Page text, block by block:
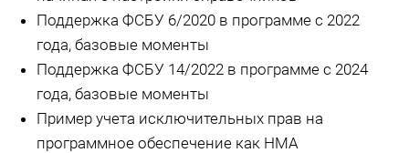
Поддержка ФСБУ 6/2020 в программе с 2022
года, базовые моменты
Поддержка ФСБУ 14/2022 в программе с 2024
года, базовые моменты
Пример учета исключительных прав на
программное обеспечение как НМА